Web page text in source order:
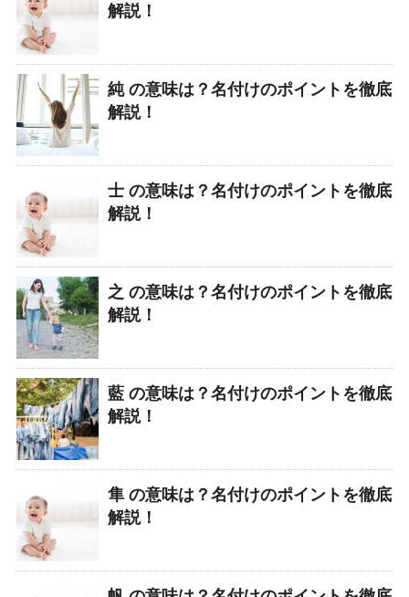
解説！
純 の意味は？名付けのポイントを徹底
解説！
士 の意味は？名付けのポイントを徹底
解説！
之 の意味は？名付けのポイントを徹底
解説！
藍 の意味は？名付けのポイントを徹底
解説！
隼 の意味は？名付けのポイントを徹底
解説！